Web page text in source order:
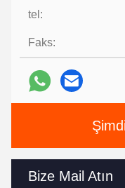
tel:
Faks:
Bize Mail Atın